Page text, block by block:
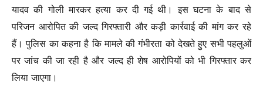
यादव की गोली मारकर हत्या कर दी गई थी। इस घटना के बाद से
परिजन आरोपित की जल्‍द गिरफ्तारी और कड़ी कार्रवाई की मांग कर रहे
हैं। पुलिस का कहना है कि मामले की गंभीरता को देखते हुए सभी पहलुओं
पर जांच की जा रही है और जल्द ही शेष आरोपियों को भी गिरफ्तार कर
लिया जाएगा।